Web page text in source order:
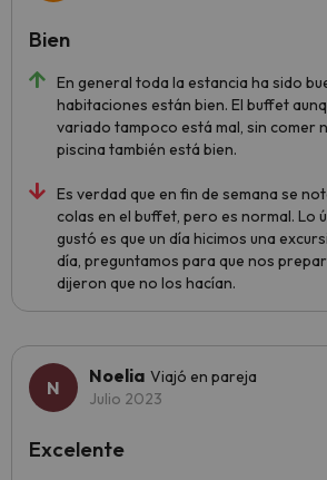
En general toda la estancia ha sido
habitaciones están bien. El buffet
variado tampoco está mal, sin comer
piscina también está bien.
Es verdad que en fin de semana se
colas en el buffet, pero es normal. Lo
gustó es que un día hicimos una
día, preguntamos para que nos
dijeron que no los hacían.
Bien
Noelia Viajó en pareja
Julio 2023
Excelente